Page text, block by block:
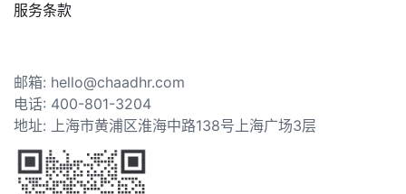
服务条款
邮箱: hello@chaadhr.com
电话: 400-801-3204
地址: 上海市黄浦区淮海中路138号上海广场3层